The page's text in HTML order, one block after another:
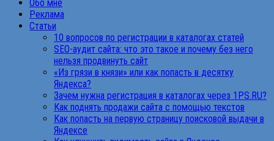
Обо мне
Реклама
Статьи
10 вопросов по регистрации в каталогах статей
SEO-аудит сайта: что это такое и почему без него
нельзя продвинуть сайт
«Из грязи в князи» или как попасть в десятку
Яндекса?
Зачем нужна регистрация в каталогах через 1PS.RU?
Как поднять продажи сайта с помощью текстов
Как попасть на первую страницу поисковой выдачи в
Яндексе